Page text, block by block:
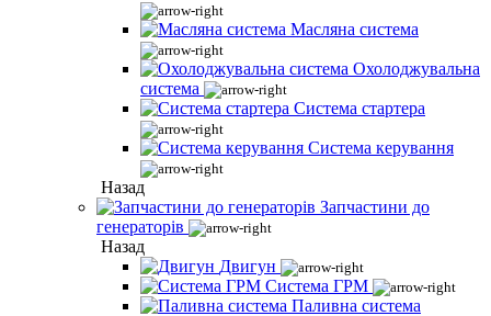
Масляна система
Охолоджувальна
система
Система стартера
Система керування
Назад
Запчастини до
генераторів
Назад
Двигун
Система ГРМ
Паливна система